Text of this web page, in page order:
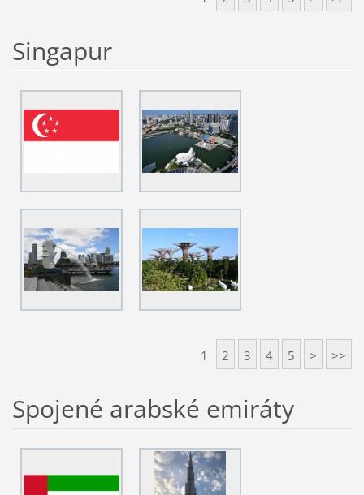
Singapur
1 2 3 4 5 > >>
Spojené arabské emiráty